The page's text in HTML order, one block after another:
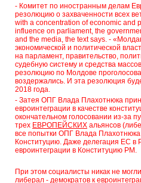
- Комитет по иностранным делам
резолюцию о захваченности всех
with a concentration of economic and
influence on parliament, the
and the media, the text says. -
экономической и политической
на парламент, правительство,
судебную систему и средства
резолюцию по Молдове
воздержались. И эта резолюция
2018 года.
- Затея ОПГ Влада Плахотнюка
евроинтеграции в качестве
окончательном голосовании из-за
трех ЕВРОПЕЙСКИХ альянсов
все попытки ОПГ Влада Плахотнюка
Конституцию. Даже делегация ЕС в
евроинтеграции в Конституцию РМ.
При этом социалисты никак не
либерал - демократов к